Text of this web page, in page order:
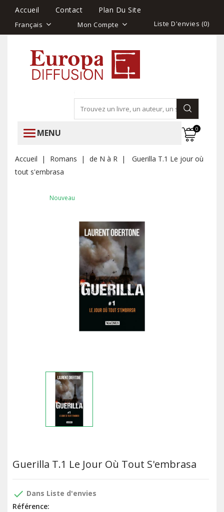
Accueil Contact Plan Du Site
Français Mon Compte Liste D'envies (0)
MENU 0
Accueil Romans de N à R
Guerilla T.1 Le jour où
tout s'embrasa
Nouveau
Guerilla T.1 Le Jour Où Tout S'embrasa
done Dans Liste d'envies
Référence: